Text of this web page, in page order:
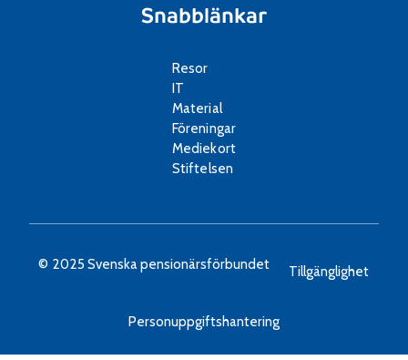
Snabblänkar
Resor
IT
Material
Föreningar
Mediekort
Stiftelsen
© 2025 Svenska pensionärsförbundet Tillgänglighet
Personuppgiftshantering